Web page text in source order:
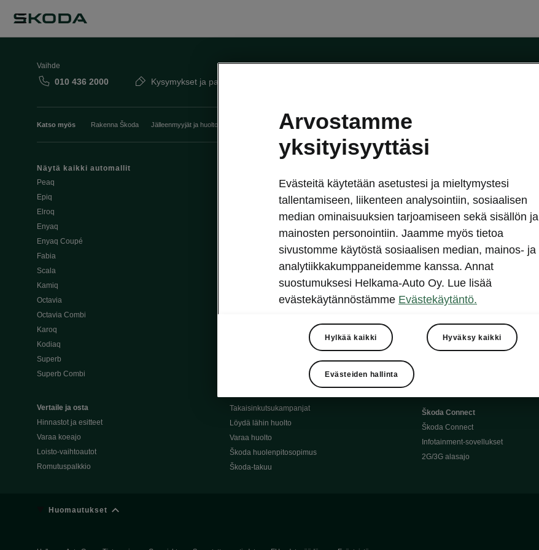
Vaihde
010 436 2000 Kysymykset ja palaute
Katso myös Rakenna Škoda Jälleenmyyjät ja huolto Heti vapaat Škoda-mallit Käyttöohjeet Škoda Shop
Näytä kaikki automallit
Peaq
Epiq
Elroq
Enyaq
Enyaq Coupé
Fabia
Scala
Kamiq
Octavia
Octavia Combi
Karoq
Kodiaq
Superb
Superb Combi
Vertaile ja osta
Hinnastot ja esitteet
Varaa koeajo
Loisto-vaihtoautot
Romutuspalkkio
Osta Škoda verkossa
Škoda Yksityisleasing
Škodan Vakuutus
Škoda 4×4 -mallit
Škoda-katumaasturimallit
Alkuperäiset Škoda-varaosat
Alkuperäiset Škoda-moottoriöljyt
Takaisinkutsukampanjat
Löydä lähin huolto
Varaa huolto
Škoda huolenpitosopimus
Škoda-takuu
Avustinjärjestelmät
Sähköautot ja hybridit
Sähköautot ja hybridit
Ladattavat hybridit
Vinkkejä sähköautoiluun
Ajoakku ja turvallisuus
Ohjelmiston päivitys
Kotilataus
Latauspisteet kartalla
Škoda Connect
Škoda Connect
Infotainment-sovellukset
2G/3G alasajo
Huomautukset
Arvostamme
yksityisyyttäsi
Evästeitä käytetään asetustesi ja mieltymystesi
tallentamiseen, liikenteen analysointiin, sosiaalisen
median ominaisuuksien tarjoamiseen sekä sisällön ja
mainosten personointiin. Jaamme myös tietoa
sivustomme käytöstä sosiaalisen median, mainos- ja
analytiikkakumppaneidemme kanssa. Annat
suostumuksesi Helkama-Auto Oy. Lue lisää
evästekäytännöstämme Evästekäytäntö.
Hylkää kaikki Hyväksy kaikki
Evästeiden hallinta